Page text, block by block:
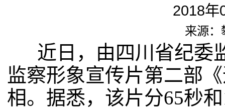
2018
来源：
近日，由四川省纪委
监察形象宣传片第二部
相。据悉，该片分65秒